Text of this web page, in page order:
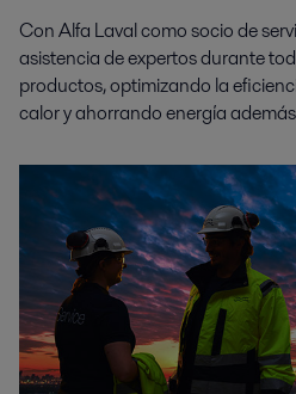
Con Alfa Laval como socio de
asistencia de expertos durante
productos, optimizando la
calor y ahorrando energía